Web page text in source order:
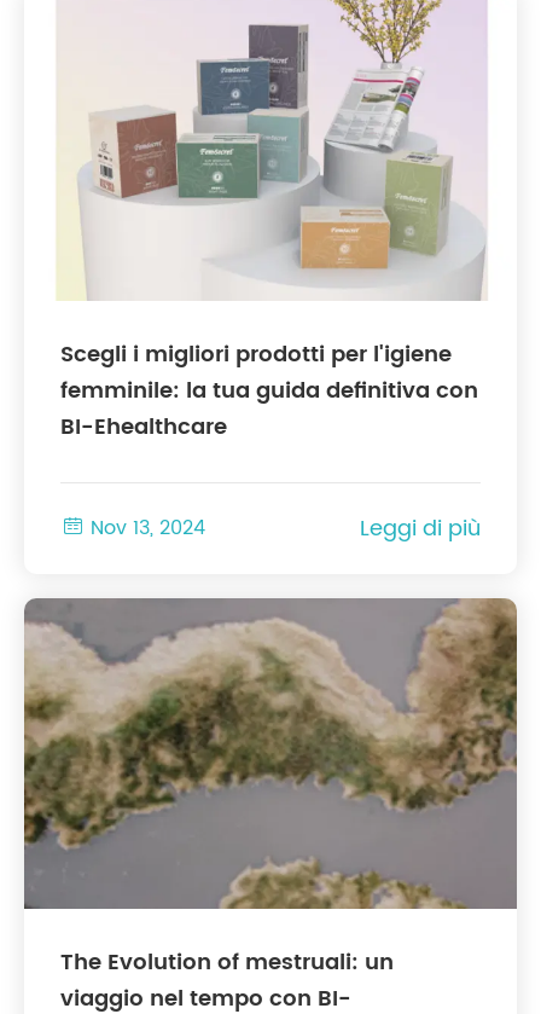
Scegli i migliori prodotti per l'igiene
femminile: la tua guida definitiva con
BI-Ehealthcare
 Nov 13, 2024 Leggi di più
The Evolution of mestruali: un
viaggio nel tempo con BI-